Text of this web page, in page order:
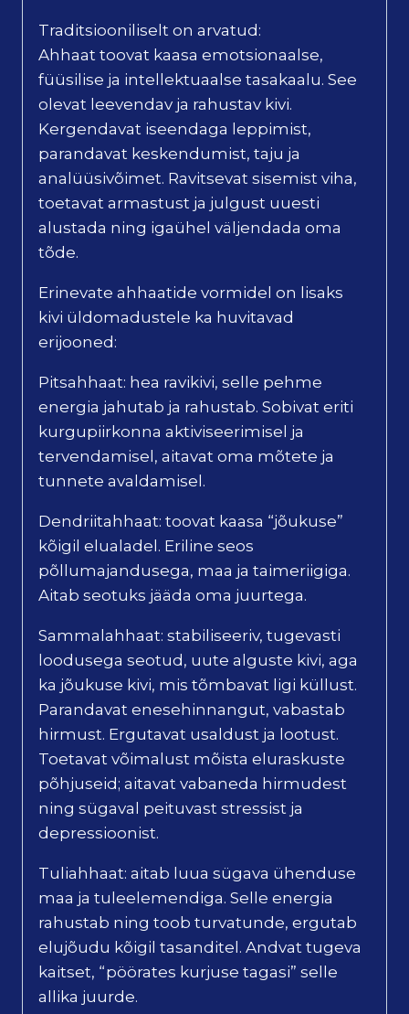
Traditsiooniliselt on arvatud:
Ahhaat toovat kaasa emotsionaalse,
füüsilise ja intellektuaalse tasakaalu. See
olevat leevendav ja rahustav kivi.
Kergendavat iseendaga leppimist,
parandavat keskendumist, taju ja
analüüsivõimet. Ravitsevat sisemist viha,
toetavat armastust ja julgust uuesti
alustada ning igaühel väljendada oma
tõde.
Erinevate ahhaatide vormidel on lisaks
kivi üldomadustele ka huvitavad
erijooned:
Pitsahhaat: hea ravikivi, selle pehme
energia jahutab ja rahustab. Sobivat eriti
kurgupiirkonna aktiviseerimisel ja
tervendamisel, aitavat oma mõtete ja
tunnete avaldamisel.
Dendriitahhaat: toovat kaasa “jõukuse”
kõigil elualadel. Eriline seos
põllumajandusega, maa ja taimeriigiga.
Aitab seotuks jääda oma juurtega.
Sammalahhaat: stabiliseeriv, tugevasti
loodusega seotud, uute alguste kivi, aga
ka jõukuse kivi, mis tõmbavat ligi küllust.
Parandavat enesehinnangut, vabastab
hirmust. Ergutavat usaldust ja lootust.
Toetavat võimalust mõista eluraskuste
põhjuseid; aitavat vabaneda hirmudest
ning sügaval peituvast stressist ja
depressioonist.
Tuliahhaat: aitab luua sügava ühenduse
maa ja tuleelemendiga. Selle energia
rahustab ning toob turvatunde, ergutab
elujõudu kõigil tasanditel. Andvat tugeva
kaitset, “pöörates kurjuse tagasi” selle
allika juurde.